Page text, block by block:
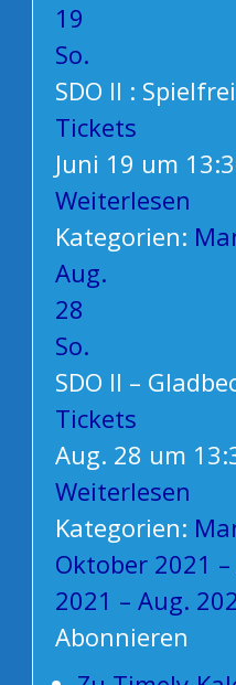
19
So.
SDO II :
Tickets
Juni 19 um
Weiterlesen
Kategorien:
Aug.
28
So.
SDO II –
Tickets
Aug. 28 um
Weiterlesen
Kategorien:
Oktober 2021
2021 – Aug.
Abonnieren